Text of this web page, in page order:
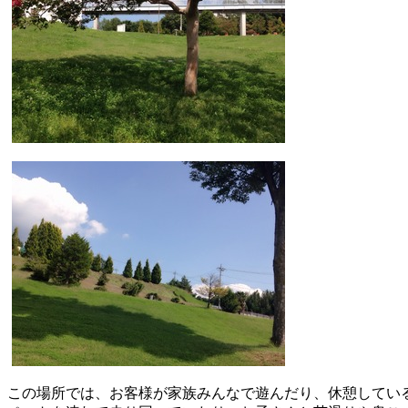
この場所では、お客様が家族みんなで遊んだり、休憩してい